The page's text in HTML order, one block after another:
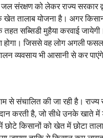
संरक्षण को लेकर राज्य सरकार
खेत तालाब योजना है। अगर
सब्सिडी मुहैया करवाई
होगा। जिससे वह लोग अगली
व्यवसाय भी आसानी से कर
संचालित की जा रही है।
करती है, जो सीधे उनके खाते
छोटे किसानों को खेत में छोटा